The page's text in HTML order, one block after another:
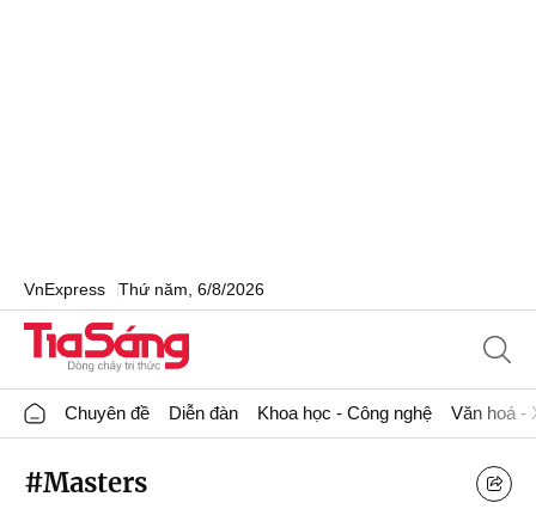
VnExpress Thứ năm, 6/8/2026
Chuyên đề Diễn đàn Khoa học - Công nghệ Văn hoá -
#Masters